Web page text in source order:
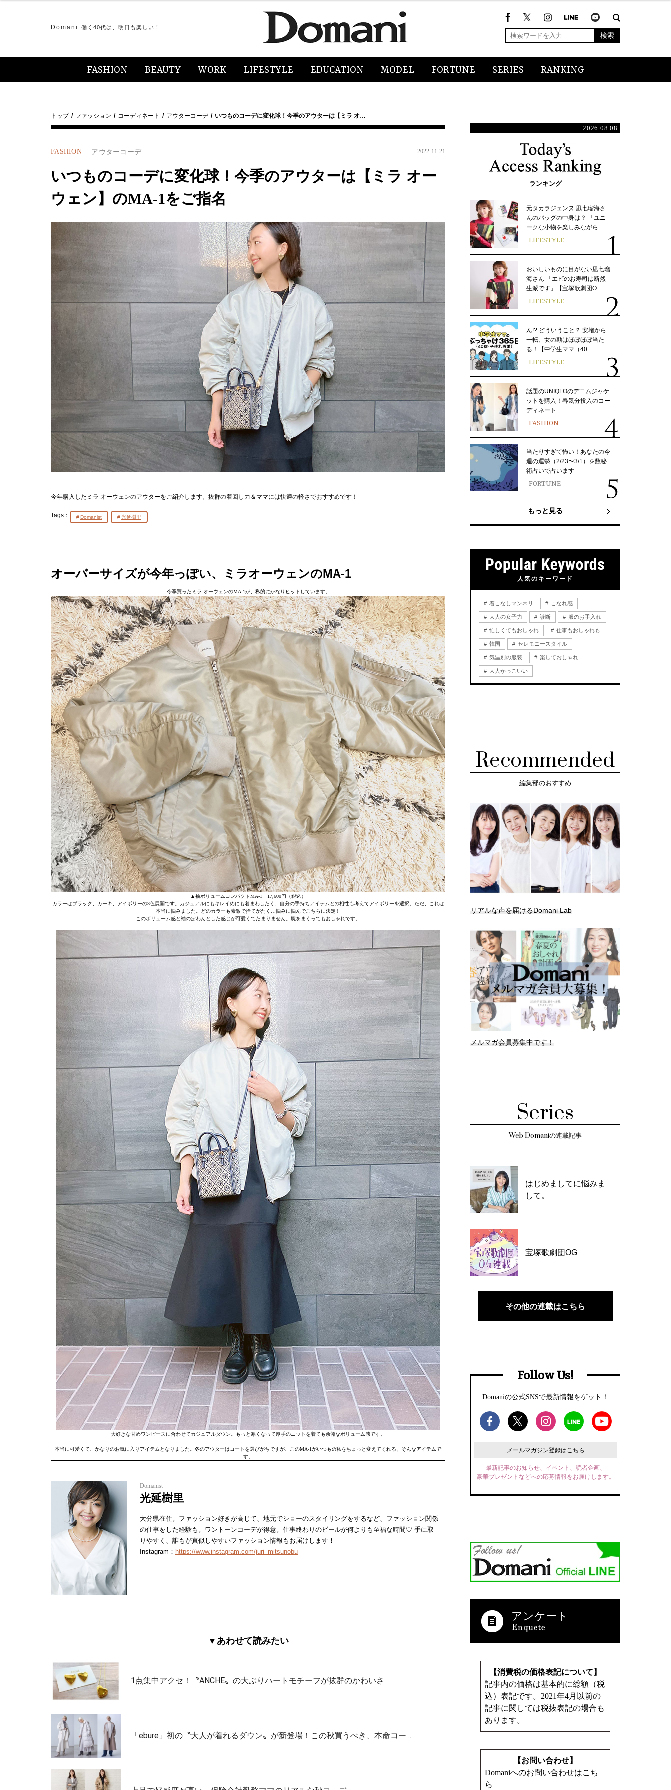
Domani 働く40代は、明日も楽しい！
検索
FASHION BEAUTY WORK LIFESTYLE EDUCATION MODEL FORTUNE SERIES RANKING
トップ ファッション コーディネート アウターコーデ いつものコーデに変化球！今季のアウターは【ミラ オ…
FASHION アウターコーデ 2022.11.21
いつものコーデに変化球！今季のアウターは【ミラ オー
ウェン】のMA-1をご指名
今年購入したミラ オーウェンのアウターをご紹介します。抜群の着回し力＆ママには快適の軽さでおすすめです！
Tags： Domanist 光延樹里
オーバーサイズが今年っぽい、ミラオーウェンのMA-1
今季買ったミラ オーウェンのMA-1が、私的にかなりヒットしています。
▲袖ボリュームコンパクトMA-1 17,600円（税込）
カラーはブラック、カーキ、アイボリーの3色展開です。カジュアルにもキレイめにも着まわしたく、自分の手持ちアイテムとの相性も考えてアイボリーを選択。ただ、これは
本当に悩みました。どのカラーも素敵で捨てがたく…悩みに悩んでこちらに決定！
このボリューム感と袖のぽわんとした感じが可愛くてたまりません。腕をまくってもおしゃれです。
大好きな甘めワンピースに合わせてカジュアルダウン。もっと寒くなって厚手のニットを着ても余裕なボリューム感です。
本当に可愛くて、かなりのお気に入りアイテムとなりました。冬のアウターはコートを選びがちですが、このMA-1がいつもの私をちょっと変えてくれる、そんなアイテムで
す。
Domanist
光延樹里
大分県在住。ファッション好きが高じて、地元でショーのスタイリングをするなど、ファッション関係
の仕事をした経験も。ワントーンコーデが得意。仕事終わりのビールが何よりも至福な時間♡ 手に取
りやすく、誰もが真似しやすいファッション情報もお届けします！
Instagram： https://www.instagram.com/juri_mitsunobu
▼あわせて読みたい
1点集中アクセ！〝ANCHE〟の大ぶりハートモチーフが抜群のかわいさ
「ebure」初の〝大人が着れるダウン〟が新登場！この秋買うべき、本命コー…
2026.08.08
ランキング
元タカラジェンヌ 凪七瑠海さ
んのバッグの中身は？ 「ユニ
ークな小物を楽しみながら…
LIFESTYLE
おいしいものに目がない凪七瑠
海さん 「エビのお寿司は断然
生派です」【宝塚歌劇団O…
LIFESTYLE
ん!? どういうこと？ 安堵から
一転、女の勘はほぼほぼ当た
る！【中学生ママ（40…
LIFESTYLE
話題のUNIQLOのデニムジャケ
ットを購入！春気分投入のコー
ディネート
FASHION
当たりすぎて怖い！あなたの今
週の運勢（2/23〜3/1）を数秘
術占いで占います
FORTUNE
もっと見る
人気のキーワード
着こなしマンネリ こなれ感
大人の女子力 診断 服のお手入れ
忙しくてもおしゃれ 仕事もおしゃれも
韓国 セレモニースタイル
気温別の服装 楽しておしゃれ
大人かっこいい
Recommended
編集部のおすすめ
リアルな声を届けるDomani Lab
メルマガ会員募集中です！
Series
Web Domaniの連載記事
はじめましてに悩みま
して。
宝塚歌劇団OG
その他の連載はこちら
Follow Us!
Domaniの公式SNSで最新情報をゲット！
メールマガジン登録はこちら
最新記事のお知らせ、イベント、読者企画、
豪華プレゼントなどへの応募情報をお届けします。
アンケート
【消費税の価格表記について】
記事内の価格は基本的に総額（税
込）表記です。2021年4月以前の
記事に関しては税抜表記の場合も
あります。
【お問い合わせ】
Domaniへのお問い合わせはこち
ら